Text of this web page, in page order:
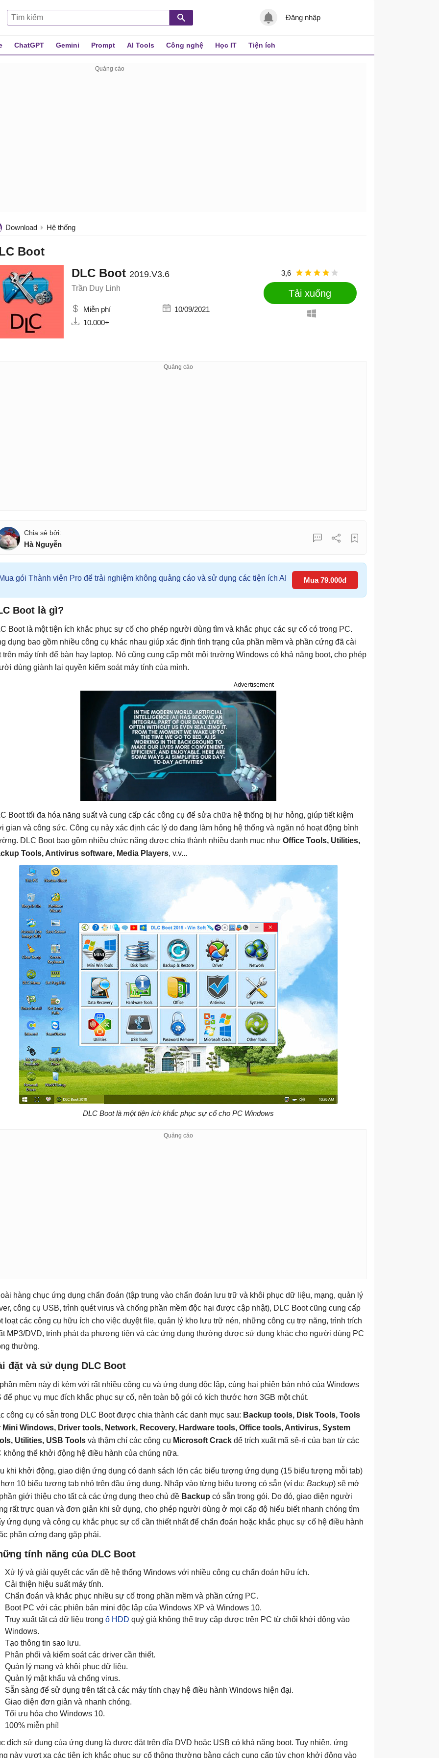
Đăng nhập
ChatGPT Gemini Prompt AI Tools Công nghệ Học IT Tiện ích
Download Hệ thống
Boot
DLC Boot 2019.V3.6
Trần Duy Linh
Miễn phí
10/09/2021
10.000+
3,6
Tải xuống
Hà Nguyễn
Mua gói Thành viên Pro để trải nghiệm không quảng cáo và sử dụng các tiện ích AI Mua 79.000đ
Boot là gì?
Boot là một tiện ích khắc phục sự cố cho phép người dùng tìm và khắc phục các sự cố có trong PC.
dụng bao gồm nhiều công cụ khác nhau giúp xác định tình trạng của phần mềm và phần cứng đã cài
trên máy tính để bàn hay laptop. Nó cũng cung cấp một môi trường Windows có khả năng boot, cho phép
dùng giành lại quyền kiểm soát máy tính của mình.
Advertisement
Boot tối đa hóa năng suất và cung cấp các công cụ để sửa chữa hệ thống bị hư hỏng, giúp tiết kiệm
gian và công sức. Công cụ này xác định các lý do đang làm hỏng hệ thống và ngăn nó hoạt động bình
DLC Boot bao gồm nhiều chức năng được chia thành nhiều danh mục như Office Tools, Utilities,
Tools, Antivirus software, Media Players, v.v...
DLC Boot là một tiện ích khắc phục sự cố cho PC Windows
hàng chục ứng dụng chẩn đoán (tập trung vào chẩn đoán lưu trữ và khôi phục dữ liệu, mạng, quản lý
công cụ USB, trình quét virus và chống phần mềm độc hại được cập nhật), DLC Boot cũng cung cấp
loạt các công cụ hữu ích cho việc duyệt file, quản lý kho lưu trữ nén, những công cụ trợ năng, trình trích
MP3/DVD, trình phát đa phương tiện và các ứng dụng thường được sử dụng khác cho người dùng PC
thường.
đặt và sử dụng DLC Boot
mềm này đi kèm với rất nhiều công cụ và ứng dụng độc lập, cùng hai phiên bản nhỏ của Windows
để phục vụ mục đích khắc phục sự cố, nên toàn bộ gói có kích thước hơn 3GB một chút.
công cụ có sẵn trong DLC Boot được chia thành các danh mục sau: Backup tools, Disk Tools, Tools
Mini Windows, Driver tools, Network, Recovery, Hardware tools, Office tools, Antivirus, System
Utilities, USB Tools và thậm chí các công cụ Microsoft Crack để trích xuất mã sê-ri của bạn từ các
không thể khởi động hệ điều hành của chúng nữa.
khi khởi động, giao diện ứng dụng có danh sách lớn các biểu tượng ứng dụng (15 biểu tượng mỗi tab)
10 biểu tượng tab nhỏ trên đầu ứng dụng. Nhấp vào từng biểu tượng có sẵn (ví dụ: Backup) sẽ mở
giới thiệu cho tất cả các ứng dụng theo chủ đề Backup có sẵn trong gói. Do đó, giao diện người
rất trực quan và đơn giản khi sử dụng, cho phép người dùng ở mọi cấp độ hiểu biết nhanh chóng tìm
ứng dụng và công cụ khắc phục sự cố cần thiết nhất để chẩn đoán hoặc khắc phục sự cố hệ điều hành
phần cứng đang gặp phải.
tính năng của DLC Boot
Xử lý và giải quyết các vấn đề hệ thống Windows với nhiều công cụ chẩn đoán hữu ích.
Cải thiện hiệu suất máy tính.
Chẩn đoán và khắc phục nhiều sự cố trong phần mềm và phần cứng PC.
Boot PC với các phiên bản mini độc lập của Windows XP và Windows 10.
Truy xuất tất cả dữ liệu trong ổ HDD quý giá không thể truy cập được trên PC từ chối khởi động vào
Windows.
Tạo thông tin sao lưu.
Phân phối và kiểm soát các driver cần thiết.
Quản lý mạng và khôi phục dữ liệu.
Quản lý mật khẩu và chống virus.
Sẵn sàng để sử dụng trên tất cả các máy tính chạy hệ điều hành Windows hiện đại.
Giao diện đơn giản và nhanh chóng.
Tối ưu hóa cho Windows 10.
100% miễn phí!
đích sử dụng của ứng dụng là được đặt trên đĩa DVD hoặc USB có khả năng boot. Tuy nhiên, ứng
này vượt xa các tiện ích khắc phục sự cố thông thường bằng cách cung cấp tùy chọn khởi động vào